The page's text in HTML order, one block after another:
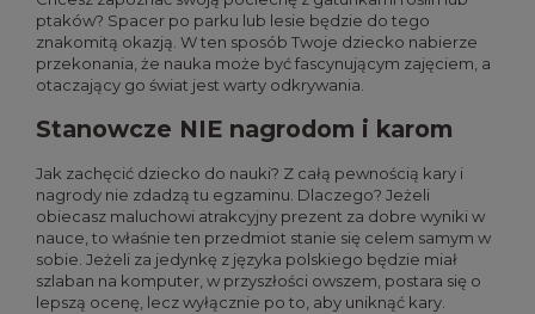
ptaków? Spacer po parku lub lesie będzie do tego
znakomitą okazją. W ten sposób Twoje dziecko nabierze
przekonania, że nauka może być fascynującym zajęciem, a
otaczający go świat jest warty odkrywania.
Stanowcze NIE nagrodom i karom
Jak zachęcić dziecko do nauki? Z całą pewnością kary i
nagrody nie zdadzą tu egzaminu. Dlaczego? Jeżeli
obiecasz maluchowi atrakcyjny prezent za dobre wyniki w
nauce, to właśnie ten przedmiot stanie się celem samym w
sobie. Jeżeli za jedynkę z języka polskiego będzie miał
szlaban na komputer, w przyszłości owszem, postara się o
lepszą ocenę, lecz wyłącznie po to, aby uniknąć kary.